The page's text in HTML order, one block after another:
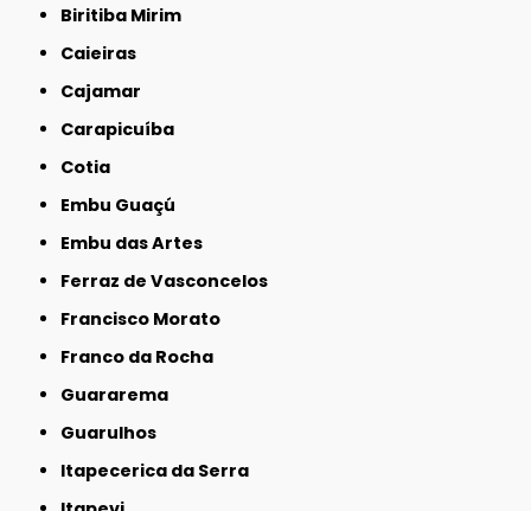
Biritiba Mirim
Caieiras
Cajamar
Carapicuíba
Cotia
Embu Guaçú
Embu das Artes
Ferraz de Vasconcelos
Francisco Morato
Franco da Rocha
Guararema
Guarulhos
Itapecerica da Serra